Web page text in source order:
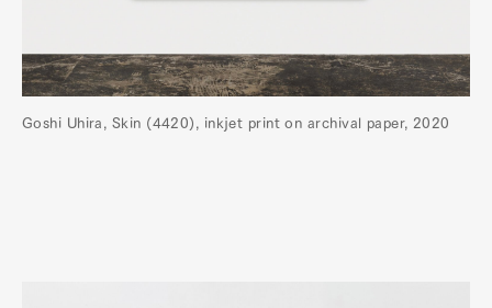
Goshi Uhira, Skin (4420), inkjet print on archival paper, 2020